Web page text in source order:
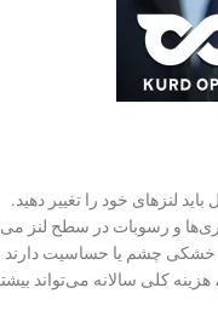
و رسوبات در سطح لنز
خشکی چشم یا حساسیت دارند
کلی سالانه می‌تواند